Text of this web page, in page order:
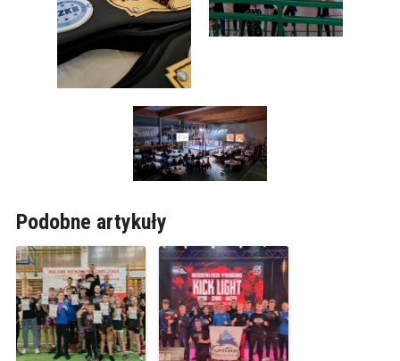
Podobne artykuły